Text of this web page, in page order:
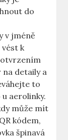
do
v jméně
k
detaily a
to
aerolinky.
může mít
kódem,
špinavá